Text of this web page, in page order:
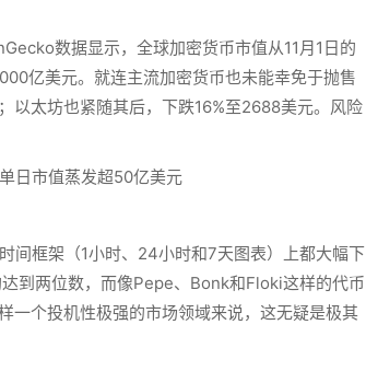
数据显示，全球加密货币市值从11月1日的
亿美元。就连主流加密货币也未能幸免于抛售
以太坊也紧随其后，下跌16%至2688美元。风险
间框架（1小时、24小时和7天图表）上都大幅下
到两位数，而像Pepe、Bonk和Floki这样的代币
一个投机性极强的市场领域来说，这无疑是极其